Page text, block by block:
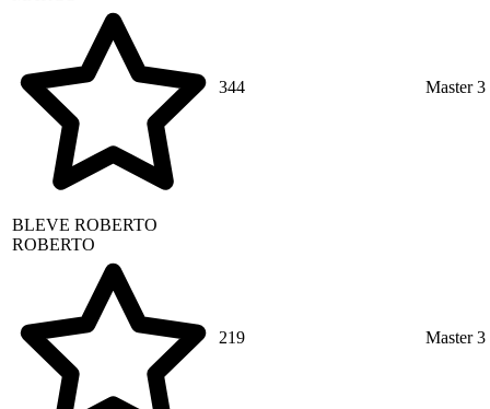
344 Master 3
BLEVE ROBERTO
ROBERTO
219 Master 3